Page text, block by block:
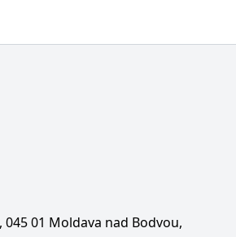
045 01 Moldava nad Bodvou,